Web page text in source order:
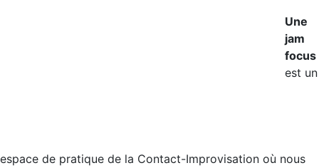
Une
jam
focus
est un
espace de pratique de la Contact-Improvisation où nous